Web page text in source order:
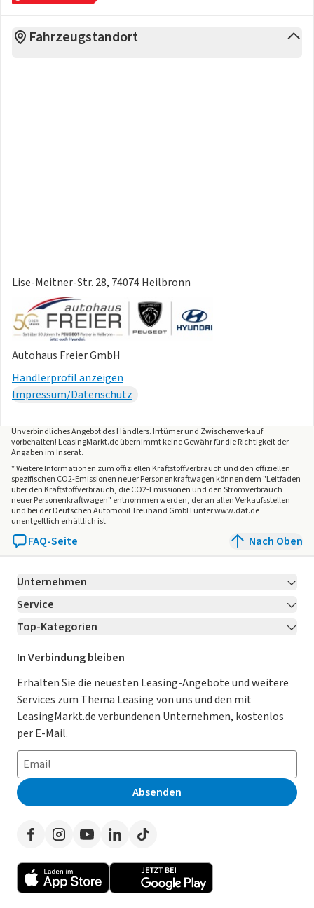
Fahrzeugstandort
Lise-Meitner-Str. 28, 74074 Heilbronn
Autohaus Freier GmbH
Händlerprofil anzeigen
Impressum/Datenschutz
Unverbindliches Angebot desHändlers. Irrtümer und Zwischenverkauf
vorbehalten! LeasingMarkt.de übernimmt keine Gewähr für die Richtigkeit der
Angaben im Inserat.
* Weitere Informationen zum offiziellen Kraftstoffverbrauch und den offiziellen
spezifischen CO2-Emissionen neuer Personenkraftwagen können dem "Leitfaden
über den Kraftstoffverbrauch, die CO2-Emissionen und den Stromverbrauch
neuer Personenkraftwagen" entnommen werden, der an allen Verkaufsstellen
und bei der Deutschen Automobil Treuhand GmbH unter www.dat.de
unentgeltlich erhältlich ist.
FAQ-Seite Nach Oben
Unternehmen
Über LeasingMarkt.de
Karriere Jetzt bewerben!
Für Händler
Kooperation mit AutoScout24
AGB
Datenschutz
Impressum
Erklärung zur Barrierefreiheit
Presse
Service
Kontakt
Ratgeber
Magazin
Datenschutz-Einstellungen
So funktioniert’s
Häufig gestellte Fragen
Leasing-Lexikon
Auto-Tests
Werben auf LeasingMarkt.de
Top-Kategorien
Leasing Deals
Gebrauchtwagen Leasing
Leasing ohne Anzahlung
E-Auto Leasing
Privatleasing
Leasing-Vergleiche
Herstellerverzeichnis
Händlerverzeichnis
In Verbindung bleiben
Erhalten Sie die neuesten Leasing-Angebote und weitere
Services zum Thema Leasing von uns und den mit
LeasingMarkt.de verbundenen Unternehmen, kostenlos
per E-Mail.
Absenden